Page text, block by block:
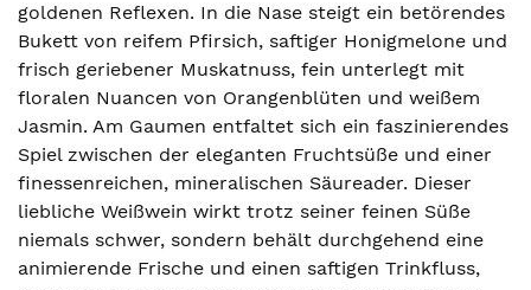
goldenen Reflexen. In die Nase steigt ein betörendes
Bukett von reifem Pfirsich, saftiger Honigmelone und
frisch geriebener Muskatnuss, fein unterlegt mit
floralen Nuancen von Orangenblüten und weißem
Jasmin. Am Gaumen entfaltet sich ein faszinierendes
Spiel zwischen der eleganten Fruchtsüße und einer
finessenreichen, mineralischen Säureader. Dieser
liebliche Weißwein wirkt trotz seiner feinen Süße
niemals schwer, sondern behält durchgehend eine
animierende Frische und einen saftigen Trinkfluss,